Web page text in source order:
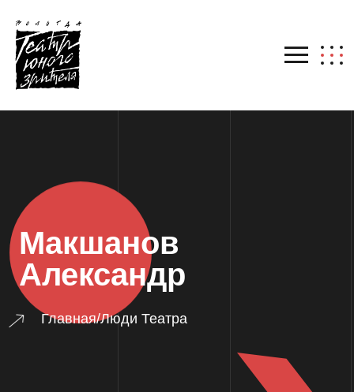
Макшанов
Александр
Главная/Люди Театра